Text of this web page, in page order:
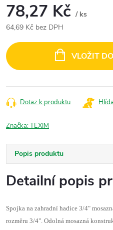
78,27 Kč / ks
64,69 Kč bez DPH
cena:
VLOŽIT
Dotaz k produktu
Značka:TEXIM
Popis produktu
Detailní popis
Spojka na zahradní hadice 3/4"
rozměru 3/4". Odolná mosazná